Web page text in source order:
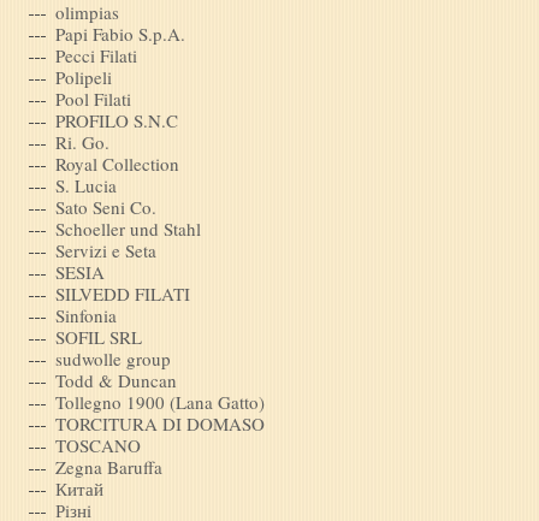
olimpias
Papi Fabio S.p.A.
Pecci Filati
Polipeli
Pool Filati
PROFILO S.N.C
Ri. Go.
Royal Collection
S. Lucia
Sato Seni Co.
Schoeller und Stahl
Servizi e Seta
SESIA
SILVEDD FILATI
Sinfonia
SOFIL SRL
sudwolle group
Todd & Duncan
Tollegno 1900 (Lana Gatto)
TORCITURA DI DOMASO
TOSCANO
Zegna Baruffa
Китай
Рiзнi